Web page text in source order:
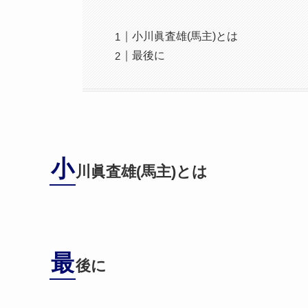
小川眞査雄(馬主)とは
最後に
小川眞査雄(馬主)とは
最後に